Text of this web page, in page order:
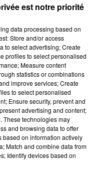
est notre priorité
data processing based on
Store and/or access
to select advertising; Create
profiles to select personalised
Measure content
statistics or combinations
improve services; Create
to select personalised
Ensure security, prevent and
advertising and content;
These technologies may
and browsing data to offer
on information actively
Match and combine data from
Identify devices based on